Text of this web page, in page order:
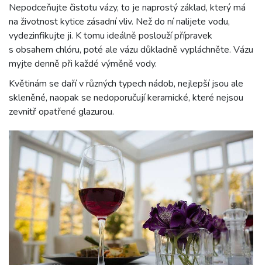
Nepodceňujte čistotu vázy, to je naprostý základ, který má
na životnost kytice zásadní vliv. Než do ní nalijete vodu,
vydezinfikujte ji. K tomu ideálně poslouží přípravek
s obsahem chlóru, poté ale vázu důkladně vypláchněte. Vázu
myjte denně při každé výměně vody.
Květinám se daří v různých typech nádob, nejlepší jsou ale
skleněné, naopak se nedoporučují keramické, které nejsou
zevnitř opatřené glazurou.